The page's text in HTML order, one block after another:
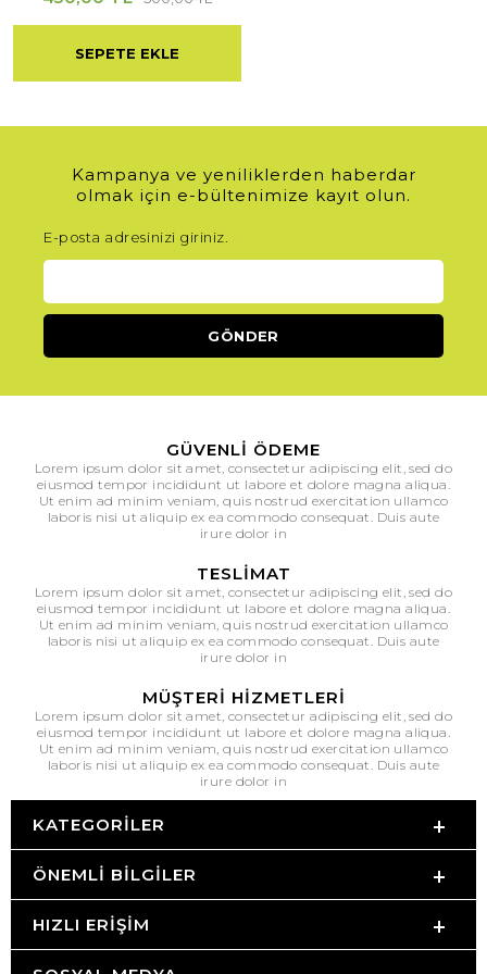
SEPETE EKLE
Kampanya ve yeniliklerden haberdar
olmak için e-bültenimize kayıt olun.
E-posta adresinizi giriniz.
GÜVENLI ÖDEME
Lorem ipsum dolor sit amet, consectetur adipiscing elit, sed do
eiusmod tempor incididunt ut labore et dolore magna aliqua.
Ut enim ad minim veniam, quis nostrud exercitation ullamco
laboris nisi ut aliquip ex ea commodo consequat. Duis aute
irure dolor in
TESLIMAT
Lorem ipsum dolor sit amet, consectetur adipiscing elit, sed do
eiusmod tempor incididunt ut labore et dolore magna aliqua.
Ut enim ad minim veniam, quis nostrud exercitation ullamco
laboris nisi ut aliquip ex ea commodo consequat. Duis aute
irure dolor in
MÜŞTERI HIZMETLERI
Lorem ipsum dolor sit amet, consectetur adipiscing elit, sed do
eiusmod tempor incididunt ut labore et dolore magna aliqua.
Ut enim ad minim veniam, quis nostrud exercitation ullamco
laboris nisi ut aliquip ex ea commodo consequat. Duis aute
irure dolor in
KATEGORILER
ÖNEMLI BILGILER
HIZLI ERIŞIM